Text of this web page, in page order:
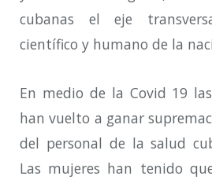
cubanas el eje
científico y humano de la
En medio de la Covid 19
han vuelto a ganar
del personal de la salud
Las mujeres han tenido